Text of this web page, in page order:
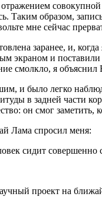
Таким образом,
мне сейчас
заранее, и,
экраном и
смолкло, я объяснил
и было легко
в задней части
он смог заметить,
Лама спросил меня:
сидит
проект на